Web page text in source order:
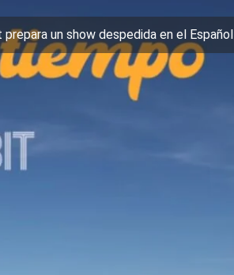
un show despedida en el Español